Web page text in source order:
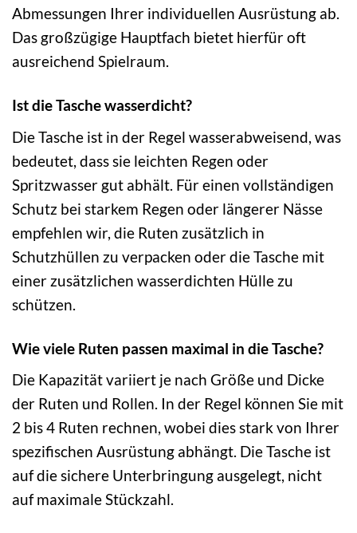
Abmessungen Ihrer individuellen Ausrüstung ab.
Das großzügige Hauptfach bietet hierfür oft
ausreichend Spielraum.
Ist die Tasche wasserdicht?
Die Tasche ist in der Regel wasserabweisend, was
bedeutet, dass sie leichten Regen oder
Spritzwasser gut abhält. Für einen vollständigen
Schutz bei starkem Regen oder längerer Nässe
empfehlen wir, die Ruten zusätzlich in
Schutzhüllen zu verpacken oder die Tasche mit
einer zusätzlichen wasserdichten Hülle zu
schützen.
Wie viele Ruten passen maximal in die Tasche?
Die Kapazität variiert je nach Größe und Dicke
der Ruten und Rollen. In der Regel können Sie mit
2 bis 4 Ruten rechnen, wobei dies stark von Ihrer
spezifischen Ausrüstung abhängt. Die Tasche ist
auf die sichere Unterbringung ausgelegt, nicht
auf maximale Stückzahl.